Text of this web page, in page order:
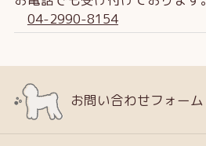
04-2990-8154
お問い合わせフォーム